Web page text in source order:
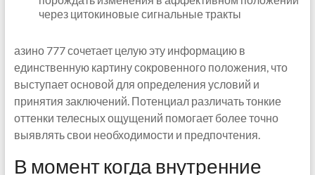
через цитокиновые сигнальные тракты
азино 777 сочетает целую эту информацию в
единственную картину сокровенного положения, что
выступает основой для определения условий и
принятия заключений. Потенциал различать тонкие
оттенки телесных ощущений помогает более точно
выявлять свои необходимости и предпочтения.
В момент когда внутренние